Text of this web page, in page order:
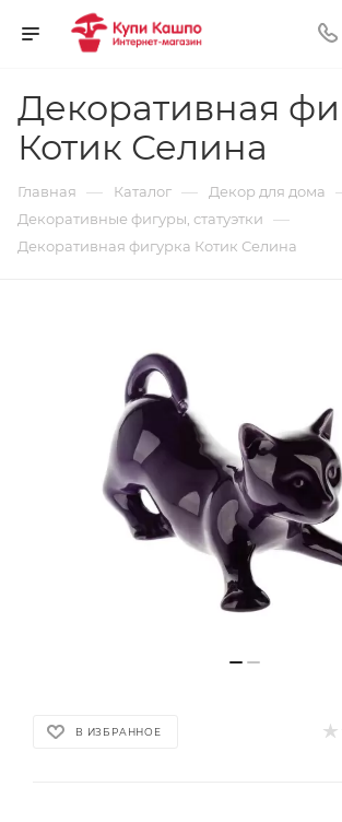
Декоративная
Котик Селина
Главная — Каталог — Декор для дома
Декоративные фигуры, статуэтки —
Декоративная фигурка Котик Селина
В ИЗБРАННОЕ